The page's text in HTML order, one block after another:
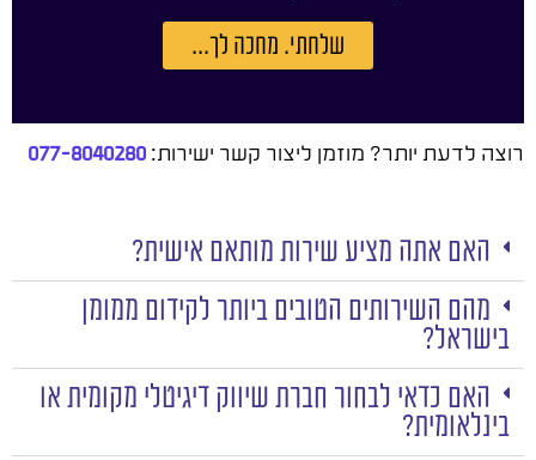
שלחתי. מחכה לך...
רוצה לדעת יותר? מוזמן ליצור קשר ישירות:077-8040280
האם אתה מציע שירות מותאם אישית?
מהם השירותים הטובים ביותר לקידום ממומן
בישראל?
האם כדאי לבחור חברת שיווק דיגיטלי מקומית או
בינלאומית?